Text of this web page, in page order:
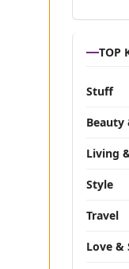
TOP
Stuff
Beauty
Living
Style
Travel
Love &